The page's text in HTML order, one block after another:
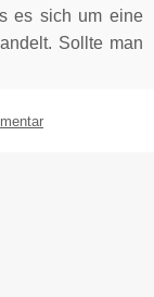
es sich um eine
Sollte man